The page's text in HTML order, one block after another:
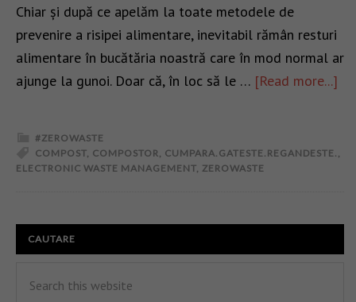
Chiar și după ce apelăm la toate metodele de
prevenire a risipei alimentare, inevitabil rămân resturi
alimentare în bucătăria noastră care în mod normal ar
ajunge la gunoi. Doar că, în loc să le … [Read more...]
#ZEROWASTE
COMPOST COMPOSTOR CUMPARA.GATESTE.REGANDESTE.
ELECTRONIC WASTE MANAGEMENT ZEROWASTE
CAUTARE